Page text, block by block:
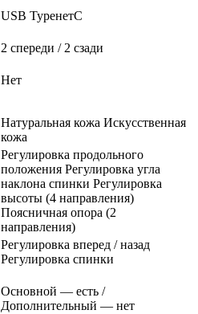
USB TypeнетC
2 спереди / 2 сзади
Нет
Натуральная кожа Искусственная
кожа
Регулировка продольного
положения Регулировка угла
наклона спинки Регулировка
высоты (4 направления)
Поясничная опора (2
направления)
Регулировка вперед / назад
Регулировка спинки
Основной — есть /
Дополнительный — нет